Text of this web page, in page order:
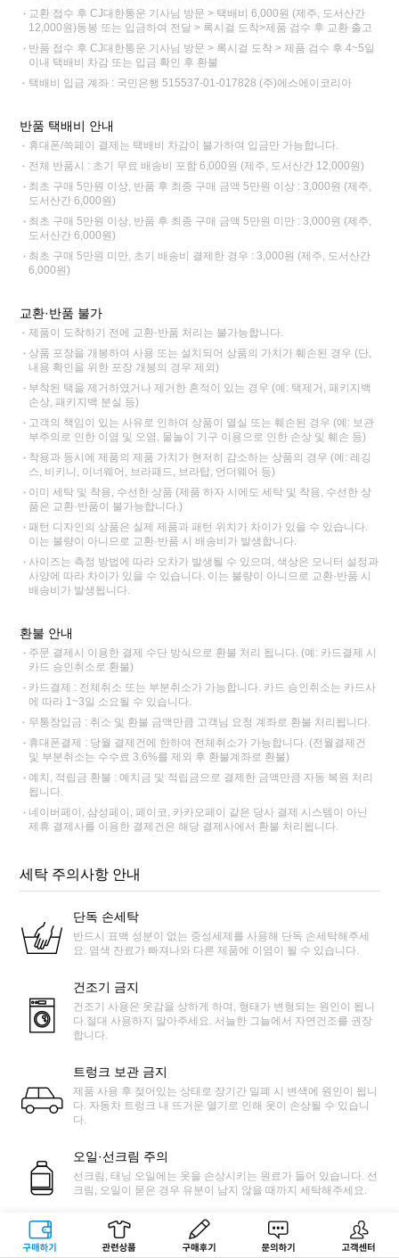
구매하기 관련상품 상품후기 문의하기 고객센터
교환 접수 후 CJ대한통운 기사님 방문 > 택배비 6,000원 (제주, 도서산간
12,000원)동봉 또는 입금하여 전달 > 록시걸 도착>제품 검수 후 교환 출고
반품 접수 후 CJ대한통운 기사님 방문 > 록시걸 도착 > 제품 검수 후 4~5일
이내 택배비 차감 또는 입금 확인 후 환불
택배비 입금 계좌 : 국민은행 515537-01-017828 (주)에스에이코리아
반품 택배비 안내
휴대폰/쓱페이 결제는 택배비 차감이 불가하여 입금만 가능합니다.
전체 반품시 : 초기 무료 배송비 포함 6,000원 (제주, 도서산간 12,000원)
최초 구매 5만원 이상, 반품 후 최종 구매 금액 5만원 이상 : 3,000원 (제주,
도서산간 6,000원)
최초 구매 5만원 이상, 반품 후 최종 구매 금액 5만원 미만 : 3,000원 (제주,
도서산간 6,000원)
최초 구매 5만원 미만, 초기 배송비 결제한 경우 : 3,000원 (제주, 도서산간
6,000원)
교환·반품 불가
제품이 도착하기 전에 교환·반품 처리는 불가능합니다.
상품 포장을 개봉하여 사용 또는 설치되어 상품의 가치가 훼손된 경우 (단,
내용 확인을 위한 포장 개봉의 경우 제외)
부착된 택을 제거하였거나 제거한 흔적이 있는 경우 (예: 택제거, 패키지백
손상, 패키지백 분실 등)
고객의 책임이 있는 사유로 인하여 상품이 멸실 또는 훼손된 경우 (예: 보관
부주의로 인한 이염 및 오염, 물놀이 기구 이용으로 인한 손상 및 훼손 등)
착용과 동시에 제품의 제품 가치가 현저히 감소하는 상품의 경우 (예: 레깅
스, 비키니, 이너웨어, 브라패드, 브라탑, 언더웨어 등)
이미 세탁 및 착용, 수선한 상품 (제품 하자 시에도 세탁 및 착용, 수선한 상
품은 교환·반품이 불가능합니다.)
패턴 디자인의 상품은 실제 제품과 패턴 위치가 차이가 있을 수 있습니다.
이는 불량이 아니므로 교환·반품 시 배송비가 발생합니다.
사이즈는 측정 방법에 따라 오차가 발생될 수 있으며, 색상은 모니터 설정과
사양에 따라 차이가 있을 수 있습니다. 이는 불량이 아니므로 교환·반품 시
배송비가 발생됩니다.
환불 안내
주문 결제시 이용한 결제 수단 방식으로 환불 처리 됩니다. (예: 카드결제 시
카드 승인취소로 환불)
카드결제 : 전체취소 또는 부분취소가 가능합니다. 카드 승인취소는 카드사
에 따라 1~3일 소요될 수 있습니다.
무통장입금 : 취소 및 환불 금액만큼 고객님 요청 계좌로 환불 처리됩니다.
휴대폰결제 : 당월 결제건에 한하여 전체취소가 가능합니다. (전월결제건
및 부분취소는 수수료 3.6%를 제외 후 환불계좌로 환불)
예치, 적립금 환불 : 예치금 및 적립금으로 결제한 금액만큼 자동 복원 처리
됩니다.
네이버페이, 삼성페이, 페이코, 카카오페이 같은 당사 결제 시스템이 아닌
제휴 결제사를 이용한 결제건은 해당 결제사에서 환불 처리됩니다.
세탁 주의사항 안내
단독 손세탁
반드시 표백 성분이 없는 중성세제를 사용해 단독 손세탁해주세
요. 염색 잔료가 빠져나와 다른 제품에 이염이 될 수 있습니다.
건조기 금지
건조기 사용은 옷감을 상하게 하며, 형태가 변형되는 원인이 됩니
다.절대 사용하지 말아주세요. 서늘한 그늘에서 자연건조를 권장
합니다.
트렁크 보관 금지
제품 사용 후 젖어있는 상태로 장기간 밀폐 시 변색에 원인이 됩니
다. 자동차 트렁크 내 뜨거운 열기로 인해 옷이 손상될 수 있습니
다.
오일·선크림 주의
선크림, 태닝 오일에는 옷을 손상시키는 원료가 들어 있습니다. 선
크림, 오일이 묻은 경우 유분이 남지 않을 때까지 세탁해주세요.
맑은물 세탁
물놀이 후 물속에 화학성분 및 염분으로 인해 변색이 발생할 수 있